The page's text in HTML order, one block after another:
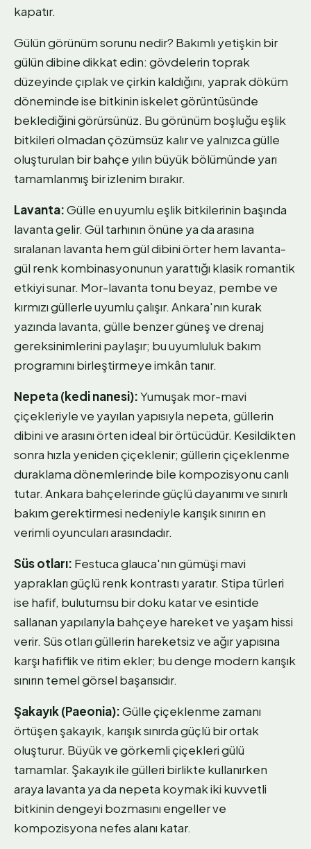
kapatır.
Gülün görünüm sorunu nedir? Bakımlı yetişkin bir
gülün dibine dikkat edin: gövdelerin toprak
düzeyinde çıplak ve çirkin kaldığını, yaprak döküm
döneminde ise bitkinin iskelet görüntüsünde
beklediğini görürsünüz. Bu görünüm boşluğu eşlik
bitkileri olmadan çözümsüz kalır ve yalnızca gülle
oluşturulan bir bahçe yılın büyük bölümünde yarı
tamamlanmış bir izlenim bırakır.
Lavanta:Gülle en uyumlu eşlik bitkilerinin başında
lavanta gelir. Gül tarhının önüne ya da arasına
sıralanan lavanta hem gül dibini örter hem lavanta-
gül renk kombinasyonunun yarattığı klasik romantik
etkiyi sunar. Mor-lavanta tonu beyaz, pembe ve
kırmızı güllerle uyumlu çalışır. Ankara'nın kurak
yazında lavanta, gülle benzer güneş ve drenaj
gereksinimlerini paylaşır; bu uyumluluk bakım
programını birleştirmeye imkân tanır.
Nepeta (kedi nanesi):Yumuşak mor-mavi
çiçekleriyle ve yayılan yapısıyla nepeta, güllerin
dibini ve arasını örten ideal bir örtücüdür. Kesildikten
sonra hızla yeniden çiçeklenir; güllerin çiçeklenme
duraklama dönemlerinde bile kompozisyonu canlı
tutar. Ankara bahçelerinde güçlü dayanımı ve sınırlı
bakım gerektirmesi nedeniyle karışık sınırın en
verimli oyuncuları arasındadır.
Süs otları: Festuca glauca'nın gümüşi mavi
yaprakları güçlü renk kontrastı yaratır. Stipa türleri
ise hafif, bulutumsu bir doku katar ve esintide
sallanan yapılarıyla bahçeye hareket ve yaşam hissi
verir. Süs otları güllerin hareketsiz ve ağır yapısına
karşı hafiflik ve ritim ekler; bu denge modern karışık
sınırın temel görsel başarısıdır.
Şakayık (Paeonia):Gülle çiçeklenme zamanı
örtüşen şakayık, karışık sınırda güçlü bir ortak
oluşturur. Büyük ve görkemli çiçekleri gülü
tamamlar. Şakayık ile gülleri birlikte kullanırken
araya lavanta ya da nepeta koymak iki kuvvetli
bitkinin dengeyi bozmasını engeller ve
kompozisyona nefes alanı katar.